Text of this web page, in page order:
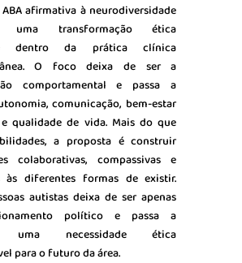
afirmativa à neurodiversidade
uma transformação ética
dentro da prática clínica
O foco deixa de ser a
comportamental e passa a
comunicação, bem-estar
qualidade de vida. Mais do que
a proposta é construir
colaborativas, compassivas e
às diferentes formas de existir.
autistas deixa de ser apenas
político e passa a
uma necessidade ética
para o futuro da área.